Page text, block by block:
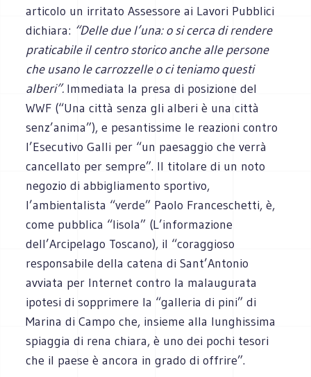
articolo un irritato Assessore ai Lavori Pubblici
dichiara: “Delle due l’una: o si cerca di rendere
praticabile il centro storico anche alle persone
che usano le carrozzelle o ci teniamo questi
alberi”. Immediata la presa di posizione del
WWF (“Una città senza gli alberi è una città
senz’anima”), e pesantissime le reazioni contro
l’Esecutivo Galli per “un paesaggio che verrà
cancellato per sempre”. Il titolare di un noto
negozio di abbigliamento sportivo,
l’ambientalista “verde” Paolo Franceschetti, è,
come pubblica “lisola” (L’informazione
dell’Arcipelago Toscano), il “coraggioso
responsabile della catena di Sant’Antonio
avviata per Internet contro la malaugurata
ipotesi di sopprimere la “galleria di pini” di
Marina di Campo che, insieme alla lunghissima
spiaggia di rena chiara, è uno dei pochi tesori
che il paese è ancora in grado di offrire”.